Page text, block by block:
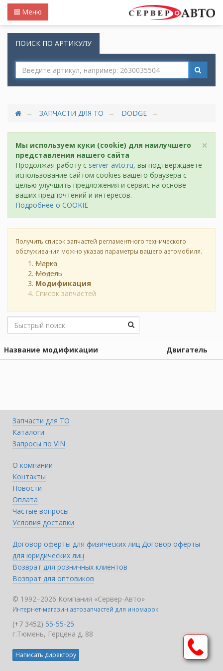
Меню
ПОИСК ПО АРТИКУЛУ
ЗАПЧАСТИ ДЛЯ ТО DODGE
×
Мы используем куки (cookie) для наилучшего
представления нашего сайта
Продолжая работу с server-avto.ru, вы подтверждаете
использование сайтом cookies вашего браузера с
целью улучшить предложения и сервис на основе
ваших предпочтений и интересов.
Подробнее о COOKIE
Получить список запчастей регламентного технического
обслуживания можно указав параметры вашего автомобиля.
Марка
Модель
Модификация
Список запчастей
Название модификации Двигатель
Запчасти для ТО
Каталоги
Запросы по VIN
О компании
Контакты
Новости
Оплата
Частые вопросы
Условия доставки
Договор оферты для физических лиц Договор оферты
для юридических лиц
Возврат для розничных клиентов
Возврат для оптовиков
© 1992–2026 Компания «Сервер-Авто»
Интернет-магазин автозапчастей для иномарок
(+7 3452) 55-55-25
г.Тюмень, Герцена д. 88
Написать директору